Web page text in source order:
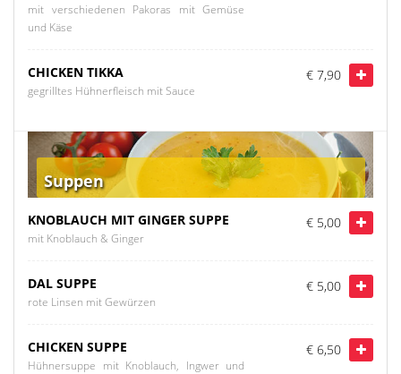
mit verschiedenen Pakoras mit Gemüse
und Käse
CHICKEN TIKKA
gegrilltes Hühnerfleisch mit Sauce
€ 7,90
Suppen
KNOBLAUCH MIT GINGER SUPPE
mit Knoblauch & Ginger
€ 5,00
DAL SUPPE
rote Linsen mit Gewürzen
€ 5,00
CHICKEN SUPPE
Hühnersuppe mit Knoblauch, Ingwer und
€ 6,50